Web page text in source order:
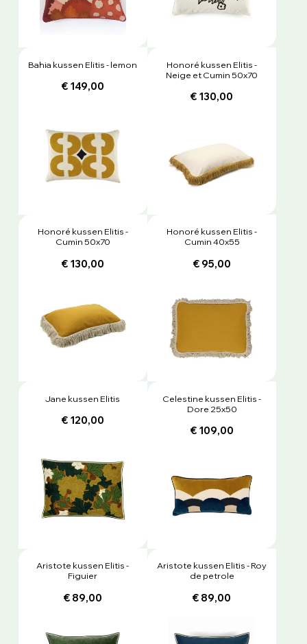
Bahia kussen Elitis - lemon
€ 149,00
Honoré kussen Elitis -
Neige et Cumin 50x70
€ 130,00
Honoré kussen Elitis -
Cumin 50x70
€ 130,00
Honoré kussen Elitis -
Cumin 40x55
€ 95,00
Jane kussen Elitis
€ 120,00
Celestine kussen Elitis -
Dore 25x50
€ 109,00
Aristote kussen Elitis -
Figuier
€ 89,00
Aristote kussen Elitis - Roy
de petrole
€ 89,00